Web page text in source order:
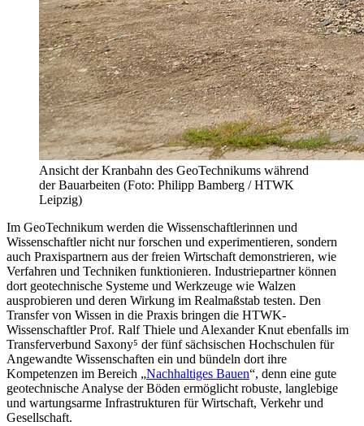
Ansicht der Kranbahn des GeoTechnikums während
der Bauarbeiten (Foto: Philipp Bamberg / HTWK
Leipzig)
Im GeoTechnikum werden die Wissenschaftlerinnen und
Wissenschaftler nicht nur forschen und experimentieren, sondern
auch Praxispartnern aus der freien Wirtschaft demonstrieren, wie
Verfahren und Techniken funktionieren. Industriepartner können
dort geotechnische Systeme und Werkzeuge wie Walzen
ausprobieren und deren Wirkung im Realmaßstab testen. Den
Transfer von Wissen in die Praxis bringen die HTWK-
Wissenschaftler Prof. Ralf Thiele und Alexander Knut ebenfalls im
Transferverbund Saxony⁵ der fünf sächsischen Hochschulen für
Angewandte Wissenschaften ein und bündeln dort ihre
Kompetenzen im Bereich „Nachhaltiges Bauen“, denn eine gute
geotechnische Analyse der Böden ermöglicht robuste, langlebige
und wartungsarme Infrastrukturen für Wirtschaft, Verkehr und
Gesellschaft.